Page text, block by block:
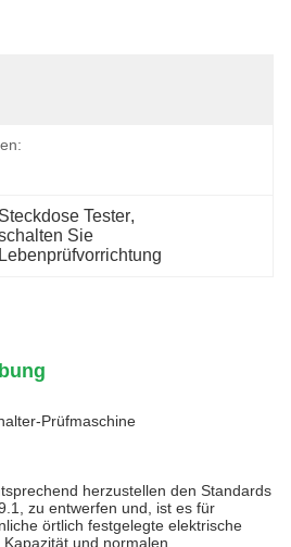
Steckdose Tester,
Sie
Lebenprüfvorrichtung
Prüfmaschine
herzustellen den Standards
zu entwerfen und, ist es für
örtlich festgelegte elektrische
und normalen